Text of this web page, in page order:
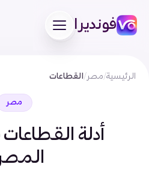
فونديرا
الرئيسية/مصر / القطاعات
مصر
أدلة